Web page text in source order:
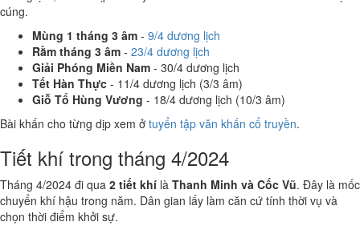
cúng.
Mùng 1 tháng 3 âm - 9/4 dương lịch
Rằm tháng 3 âm - 23/4 dương lịch
Giải Phóng Miền Nam - 30/4 dương lịch
Tết Hàn Thực - 11/4 dương lịch (3/3 âm)
Giỗ Tổ Hùng Vương - 18/4 dương lịch (10/3 âm)
Bài khấn cho từng dịp xem ở tuyển tập văn khấn cổ truyền.
Tiết khí trong tháng 4/2024
Tháng 4/2024 đi qua 2 tiết khí là Thanh Minh và Cốc Vũ. Đây là mốc
chuyển khí hậu trong năm. Dân gian lấy làm căn cứ tính thời vụ và
chọn thời điểm khởi sự.